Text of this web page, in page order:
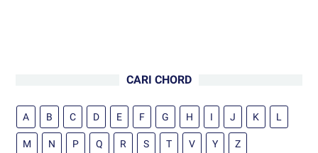
CARI CHORD
A B C D E F G H I J K L
M N P Q R S T V Y Z